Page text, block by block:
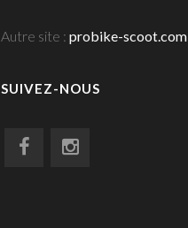
Autre site : probike-scoot.com
SUIVEZ-NOUS